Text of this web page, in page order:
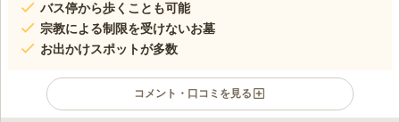
バス停から歩くことも可能
宗教による制限を受けないお墓
お出かけスポットが多数
コメント・口コミを見る